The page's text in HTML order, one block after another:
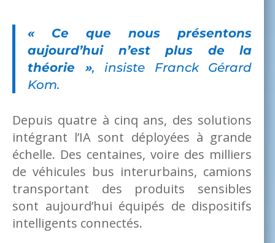
« Ce que nous présentons
aujourd’hui n’est plus de la
théorie », insiste Franck Gérard
Kom.
Depuis quatre à cinq ans, des solutions
intégrant l’IA sont déployées à grande
échelle. Des centaines, voire des milliers
de véhicules bus interurbains, camions
transportant des produits sensibles
sont aujourd’hui équipés de dispositifs
intelligents connectés.